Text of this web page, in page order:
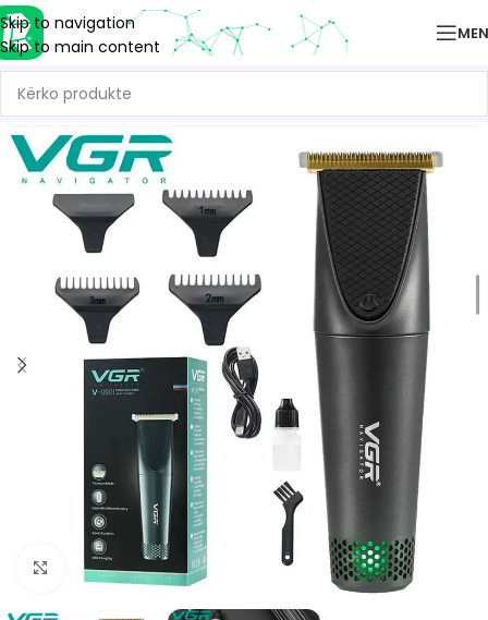
Skip to navigation
Skip to main content
Click to enlarge